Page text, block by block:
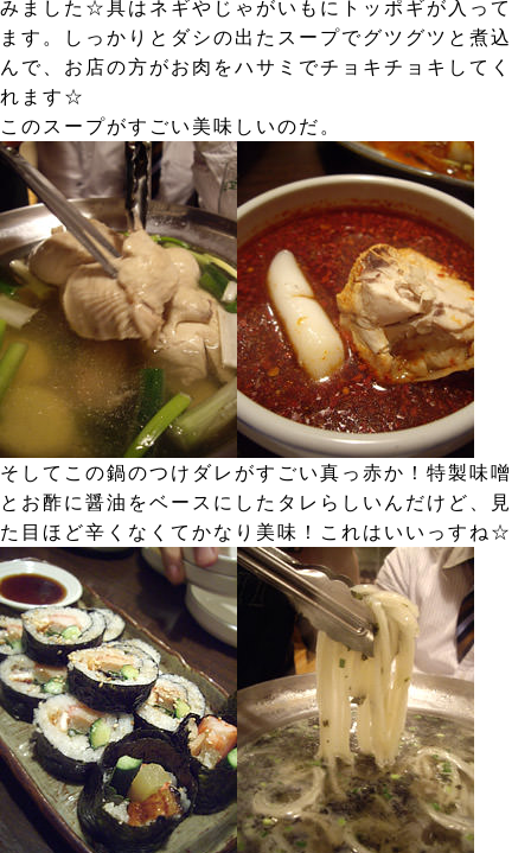
みました☆具はネギやじゃがいもにトッポギが入って
ます。しっかりとダシの出たスープでグツグツと煮込
んで、お店の方がお肉をハサミでチョキチョキしてく
れます☆
このスープがすごい美味しいのだ。
そしてこの鍋のつけダレがすごい真っ赤か！特製味噌
とお酢に醤油をベースにしたタレらしいんだけど、見
た目ほど辛くなくてかなり美味！これはいいっすね☆